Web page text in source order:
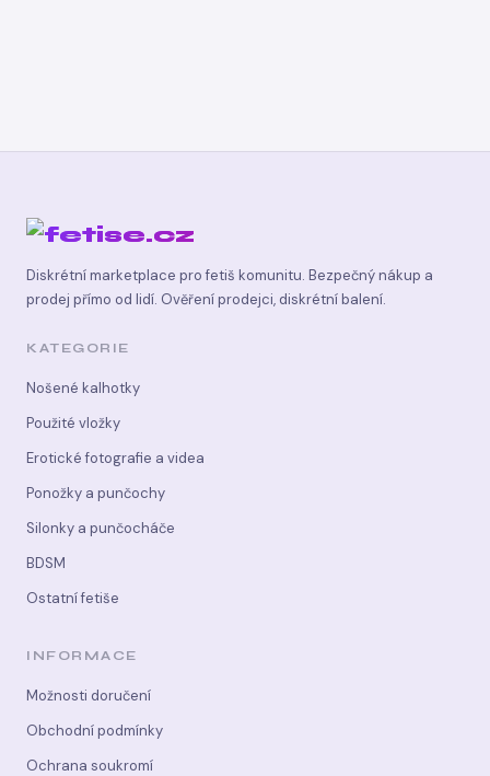
Diskrétní marketplace pro fetiš komunitu. Bezpečný nákup a
prodej přímo od lidí. Ověření prodejci, diskrétní balení.
KATEGORIE
Nošené kalhotky
Použité vložky
Erotické fotografie a videa
Ponožky a punčochy
Silonky a punčocháče
BDSM
Ostatní fetiše
INFORMACE
Možnosti doručení
Obchodní podmínky
Ochrana soukromí